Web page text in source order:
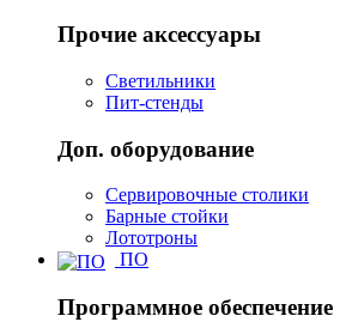
Прочие аксессуары
Светильники
Пит-стенды
Доп. оборудование
Сервировочные столики
Барные стойки
Лототроны
ПО
Программное обеспечение